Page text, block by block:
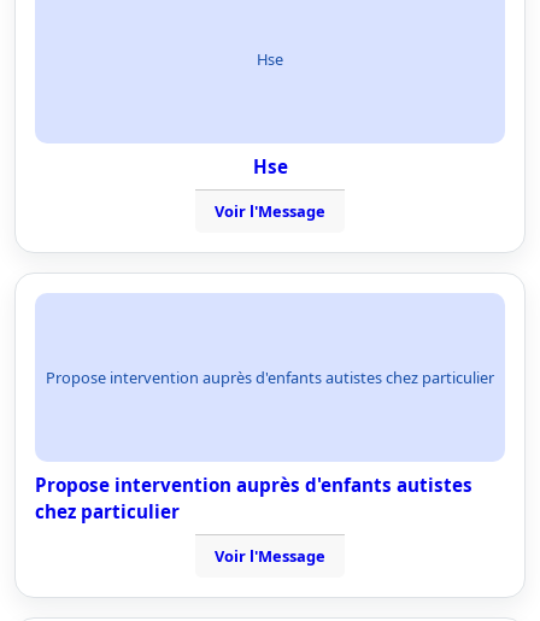
Hse
Hse
Voir l'Message
Propose intervention auprès d'enfants autistes chez particulier
Propose intervention auprès d'enfants autistes
chez particulier
Voir l'Message